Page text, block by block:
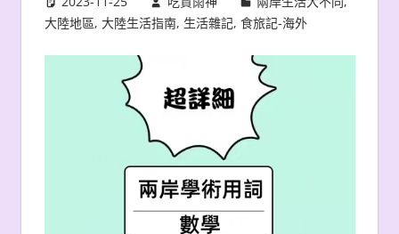
大陸地區, 大陸生活指南, 生活雜記, 食旅記-海外